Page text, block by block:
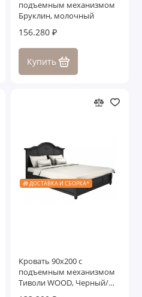
подъемным механизмом
Бруклин, молочный
156.280 ₽
Купить
🎁 ДОСТАВКА И СБОРКА*
Кровать 90x200 с
подъемным механизмом
Тиволи WOOD, Черный/